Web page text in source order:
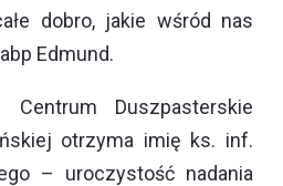
dobro, jakie wśród nas
Edmund.
Duszpasterskie
otrzyma imię ks. inf.
– uroczystość nadania